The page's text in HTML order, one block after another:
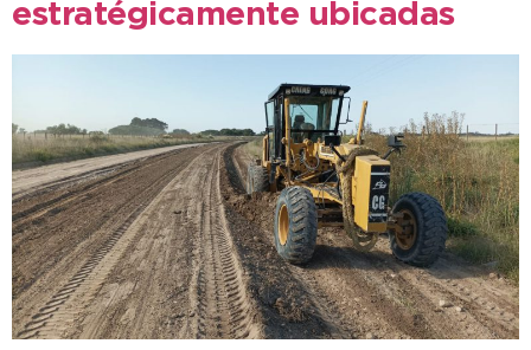
estratégicamente ubicadas